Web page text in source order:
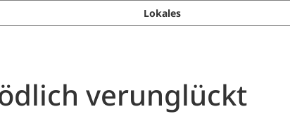
Lokales
verunglückt